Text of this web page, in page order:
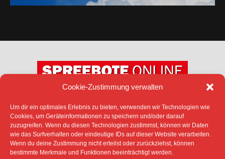
Cookie-Zustimmung verwalten
Um dir ein optimales Erlebnis zu bieten, verwenden wir Technologien wie
Cookies, um Geräteinformationen zu speichern und/oder darauf
zuzugreifen. Wenn du diesen Technologien zustimmst, können wir Daten
wie das Surfverhalten oder eindeutige IDs auf dieser Website verarbeiten.
Wenn du deine Zustimmung nicht erteilst oder zurückziehst, können
bestimmte Merkmale und Funktionen beeinträchtigt werden.
DATENSCHUTZ
IMPRESSUM
COOKIE-RICHTLINIE (EU)
SÄMTLICHE TEXTE, BILDER UND ANDERE
VERÖFFENTLICHTEN INFORMATIONEN UNTERLIEGEN -
SOFERN NICHT ANDERS GEKENNZEICHNET- DEM
COPYRIGHT DES SPREEBOTE ONLINE ODER WERDEN